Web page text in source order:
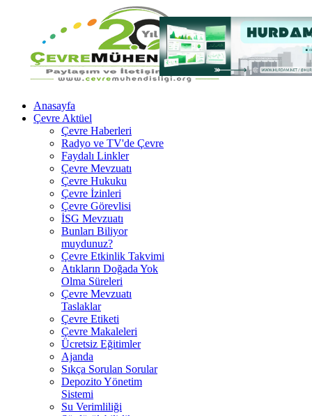
Anasayfa
Çevre Aktüel
Çevre Haberleri
Radyo ve TV'de Çevre
Faydalı Linkler
Çevre Mevzuatı
Çevre Hukuku
Çevre İzinleri
Çevre Görevlisi
İSG Mevzuatı
Bunları Biliyor
muydunuz?
Çevre Etkinlik Takvimi
Atıkların Doğada Yok
Olma Süreleri
Çevre Mevzuatı
Taslaklar
Çevre Etiketi
Çevre Makaleleri
Ücretsiz Eğitimler
Ajanda
Sıkça Sorulan Sorular
Depozito Yönetim
Sistemi
Su Verimliliği